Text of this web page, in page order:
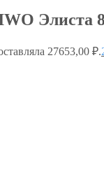
Элиста
27653,00 ₽.